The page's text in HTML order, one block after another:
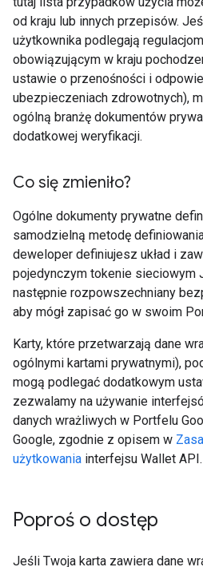
od kraju lub innych przepisów.
użytkownika podlegają
obowiązującym w kraju
ustawie o przenośności i
ubezpieczeniach zdrowotnych),
ogólną branżę dokumentów
dodatkowej weryfikacji.
Co się zmieniło?
Ogólne dokumenty prywatne
samodzielną metodę
deweloper definiujesz układ i
pojedynczym tokenie sieciowym
następnie rozpowszechniany
aby mógł zapisać go w swoim
Karty, które przetwarzają dane
ogólnymi kartami prywatnymi),
mogą podlegać dodatkowym
zezwalamy na używanie
danych wrażliwych w Portfelu
Google, zgodnie z opisem w
użytkowania interfejsu Wallet API.
Poproś o dostęp
Jeśli Twoja karta zawiera dane